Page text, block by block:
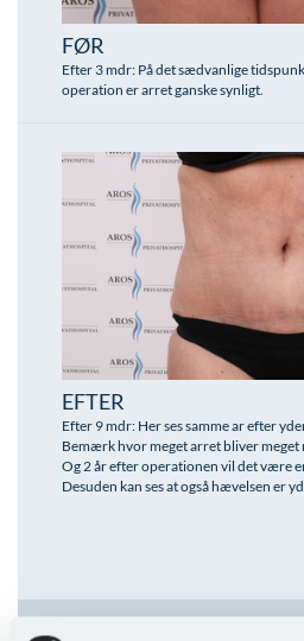
Lunge-astma-allergi
Mave-tarm kirurgi
Neurologi (hjerne-
Onkologi
Plastikkirurgi
Reumatologi
Svedproblemer
Søvn
Thoraxkirurgi (slipping
Ultralydsscanning
Ar og strækmærker
Uønsket hårvækst
Aldersprægede
Kropsforyngelse og
Intim konturering/
Mandlig genitalområde -
Kosmetisk Plastikkirurgi
Kæbekirurgi
Skræddersyede
Før / efter billeder
Modelopskrivning
Plasmaprodukter i
aging medicin
Skriv dig op
Udskrivelse
Kontakt os & Find vej
Kvalitet og
Parkering og opladning
Persondatapolitik på
Rygepolitik
Samarbejde mellem
Sengestuer
Standardbetingelser for
operationer
Ventetid i det offentlige -
Vores mål
FØR
Efter 3 mdr: På det sædvanlige
operation er arret ganske synligt.
EFTER
Efter 9 mdr: Her ses samme ar efter
Bemærk hvor meget arret bliver meget
Og 2 år efter operationen vil det være
Desuden kan ses at også hævelsen er